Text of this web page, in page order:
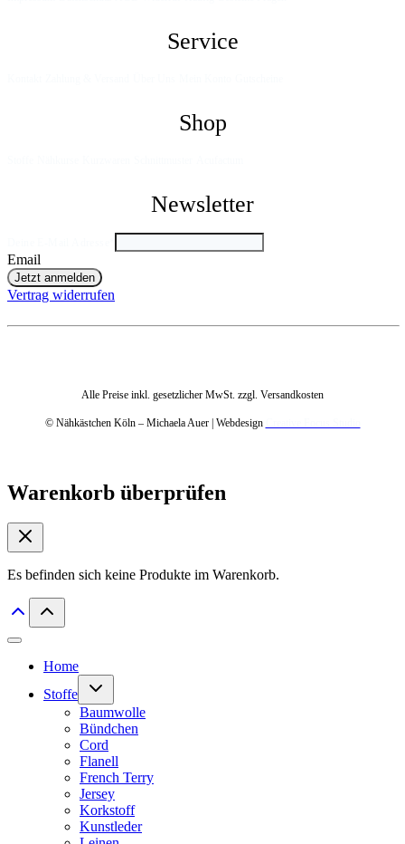
Service
Shop
Newsletter
Email
Jetzt anmelden
Vertrag widerrufen
Alle Preise inkl. gesetzlicher MwSt. zzgl. Versandkosten
© Nähkästchen Köln – Michaela Auer | Webdesign
Warenkorb überprüfen
Es befinden sich keine Produkte im Warenkorb.
Home
Stoffe
Untermenü
Baumwolle
Bündchen
Cord
Flanell
French Terry
Jersey
Korkstoff
Kunstleder